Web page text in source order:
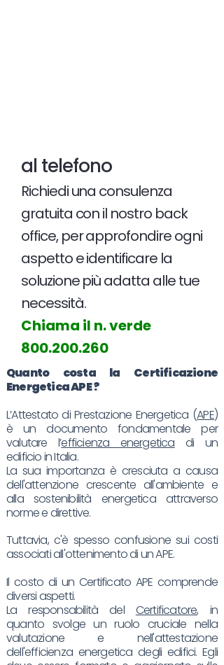
al telefono
Richiedi una consulenza
gratuita con il nostro back
office, per approfondire ogni
aspetto e identificare la
soluzione più adatta alle tue
necessità.
Chiama il n. verde
800.200.260
Quanto costa la Certificazione
EnergeticaAPE?
L’Attestato di Prestazione Energetica (APE)
è un documento fondamentale per
valutare l’efficienza energetica di un
edificio in Italia.
La sua importanza è cresciuta a causa
dell'attenzione crescente all'ambiente e
alla sostenibilità energetica attraverso
norme e direttive.
Tuttavia, c'è spesso confusione sui costi
associati all'ottenimento di un APE.
Il costo di un Certificato APE comprende
diversi aspetti.
La responsabilità del Certificatore, in
quanto svolge un ruolo cruciale nella
valutazione e nell'attestazione
dell'efficienza energetica degli edifici. Egli